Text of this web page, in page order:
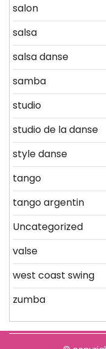
salon
salsa
salsa danse
samba
studio
studio de la danse
style danse
tango
tango argentin
Uncategorized
valse
west coast swing
zumba